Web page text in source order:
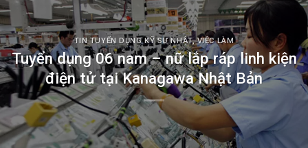
TIN TUYỂN DỤNG KỸ SƯ NHẬT,VIỆC LÀM
Tuyển dụng 06 nam – nữ lắp ráp linh kiện
điện tử tại Kanagawa Nhật Bản